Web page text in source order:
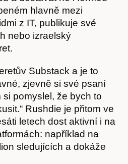
hlavně mezi
z IT, publikuje své
nebo izraelský
Substack a je to
zjevně si své psaní
pomyslel, že bych to
Rushdie je přitom ve
letech dost aktivní i na
například na
sledujících a dokáže